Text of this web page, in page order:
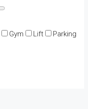
Gym Lift
Parking